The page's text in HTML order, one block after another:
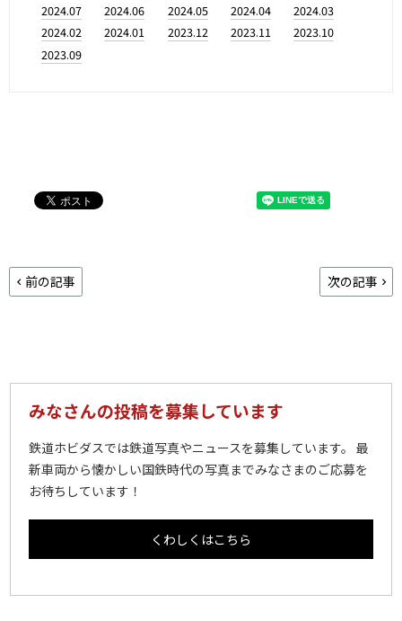
2024.07
2024.06 2024.05 2024.04
2024.03
2024.02
2024.01 2023.12 2023.11
2023.10
2023.09
前の記事 次の記事
みなさんの投稿を募集しています
鉄道ホビダスでは鉄道写真やニュースを募集しています。 最
新車両から懐かしい国鉄時代の写真までみなさまのご応募を
お待ちしています！
くわしくはこちら